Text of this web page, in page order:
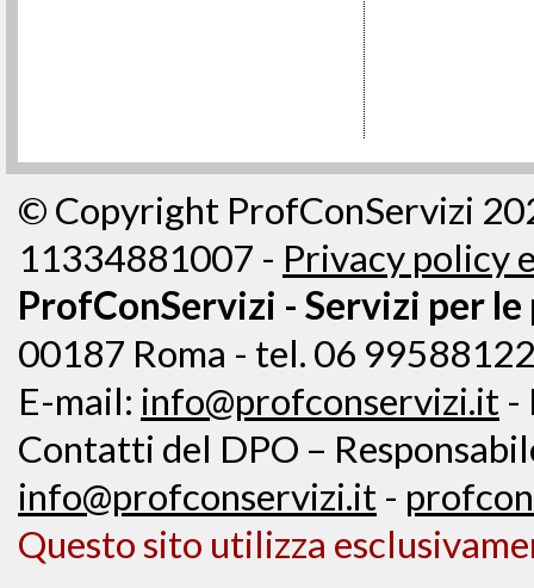
© Copyright ProfConServizi
11334881007 - Privacy policy
ProfConServizi - Servizi per
00187 Roma - tel. 06
E-mail: info@profconservizi.it -
Contatti del DPO –
info@profconservizi.it -
Questo sito utilizza